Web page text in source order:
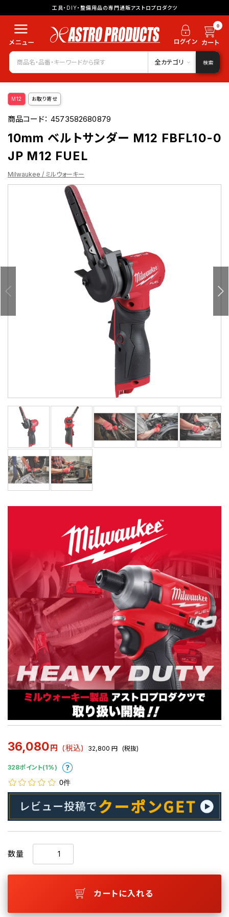
工具・DIY・整備用品の専門通販アストロプロダクツ
0
全カテゴリ 検索
M12 お取り寄せ
商品コード：4573582680879
10mm ベルトサンダー M12 FBFL10-0
JP M12 FUEL
Milwaukee / ミルウォーキー
36,080 円 (税込) 32,800 円 (税抜)
328ポイント(1%)
0件
数量
カートに入れる